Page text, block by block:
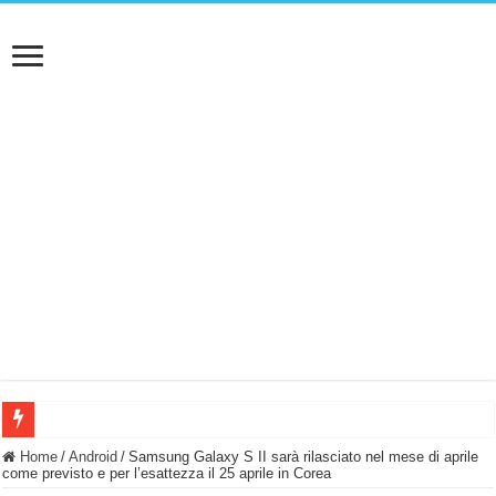
BASTA FATICARE! Questo robot tagliaerba lo appoggi e fa tutto lui! (Senza
Home / Android / Samsung Galaxy S II sarà rilasciato nel mese di aprile
come previsto e per l’esattezza il 25 aprile in Corea